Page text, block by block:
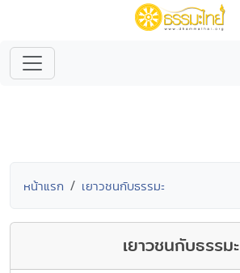
หน้าแรก เยาวชนกับธรรมะ
เยาวชนกับธรรมะ